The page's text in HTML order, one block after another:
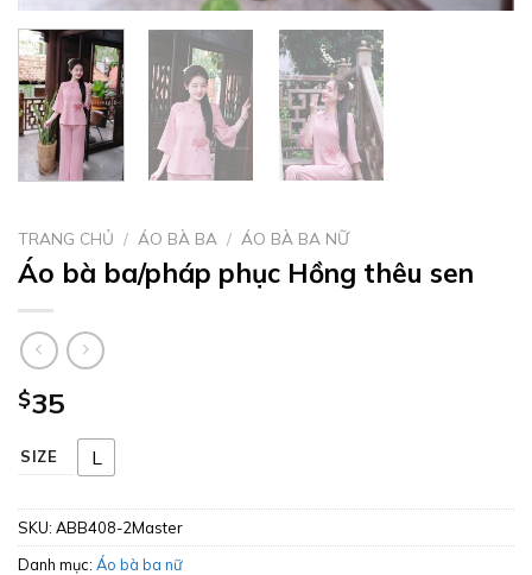
TRANG CHỦ / ÁO BÀ BA / ÁO BÀ BA NỮ
Áo bà ba/pháp phục Hồng thêu sen
$35
SIZE L
SKU: ABB408-2Master
Danh mục: Áo bà ba nữ